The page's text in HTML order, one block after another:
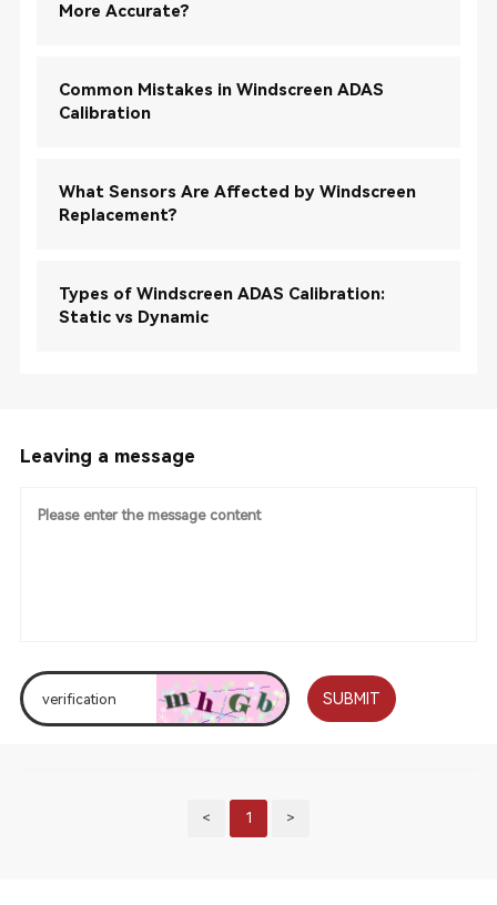
More Accurate?
Common Mistakes in Windscreen ADAS
Calibration
What Sensors Are Affected by Windscreen
Replacement?
Types of Windscreen ADAS Calibration:
Static vs Dynamic
Leaving a message
SUBMIT
< 1 >